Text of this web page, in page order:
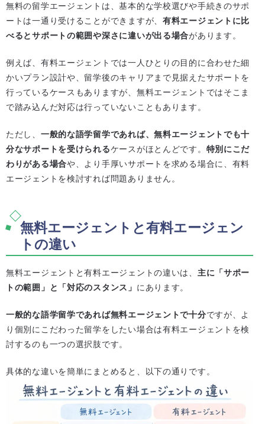
無料の留学エージェントは、基本的な学校選びや手続きのサポ
ートは一通り受けることができますが、 有料エージェントに比
べるとサポートの範囲や深さに違いが出る場合があります。
例えば、有料エージェントでは一人ひとりの目的に合わせた細
かいプラン設計や、留学後のキャリアまで見据えたサポートを
行っているケースもありますが、無料エージェントではそこま
で踏み込んだ対応は行っていないこともあります。
ただし、 一般的な語学留学であれば、無料エージェントでも十
分なサポートを受けられるケースがほとんどです。 特別にこだ
わりがある場合や、より手厚いサポートを求める場合に、有料
エージェントを検討すれば問題ありません。
無料エージェントと有料エージェン
トの違い
無料エージェントと有料エージェントの違いは、 主に「サポー
トの範囲」と「対応のスタンス」 にあります。
一般的な語学留学であれば無料エージェントで十分ですが、よ
り個別にこだわった留学をしたい場合は有料エージェントを検
討するのも一つの選択肢です。
具体的な違いを簡単にまとめると、以下の通りです。